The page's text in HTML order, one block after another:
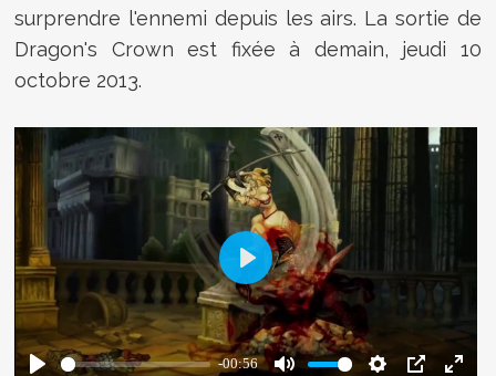
surprendre l'ennemi depuis les airs. La sortie de
Dragon's Crown est fixée à demain, jeudi 10
octobre 2013.